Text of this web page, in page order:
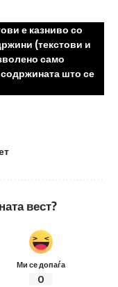
е казниво со
(текстови и
само
што се
вест?
Ми се допаѓа
0